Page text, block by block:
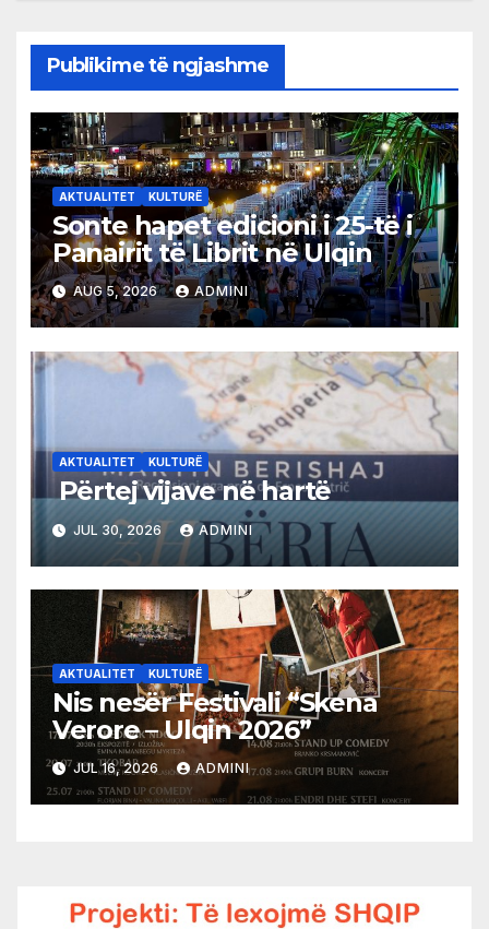
Publikime të ngjashme
AKTUALITET KULTURË
Sonte hapet edicioni i 25-të i
Panairit të Librit në Ulqin
AUG 5, 2026 ADMINI
AKTUALITET KULTURË
Përtej vijave në hartë
JUL 30, 2026 ADMINI
AKTUALITET KULTURË
Nis nesër Festivali “Skena
Verore – Ulqin 2026”
JUL 16, 2026 ADMINI